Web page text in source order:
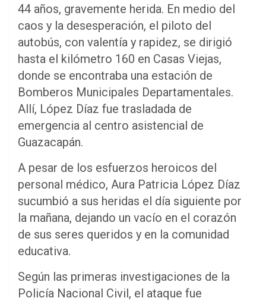
44 años, gravemente herida. En medio del
caos y la desesperación, el piloto del
autobús, con valentía y rapidez, se dirigió
hasta el kilómetro 160 en Casas Viejas,
donde se encontraba una estación de
Bomberos Municipales Departamentales.
Allí, López Díaz fue trasladada de
emergencia al centro asistencial de
Guazacapán.
A pesar de los esfuerzos heroicos del
personal médico, Aura Patricia López Díaz
sucumbió a sus heridas el día siguiente por
la mañana, dejando un vacío en el corazón
de sus seres queridos y en la comunidad
educativa.
Según las primeras investigaciones de la
Policía Nacional Civil, el ataque fue